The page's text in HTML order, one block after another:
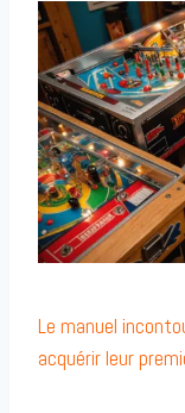
Le manuel
acquérir leur